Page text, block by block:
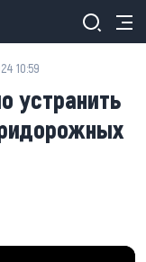
10:59
устранить